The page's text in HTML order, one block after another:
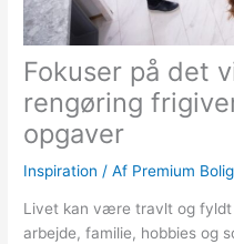
Fokuser på det
rengøring
opgaver
Inspiration / Af Premium Bolig
Livet kan være travlt og fyldt
arbejde, familie, hobbies og